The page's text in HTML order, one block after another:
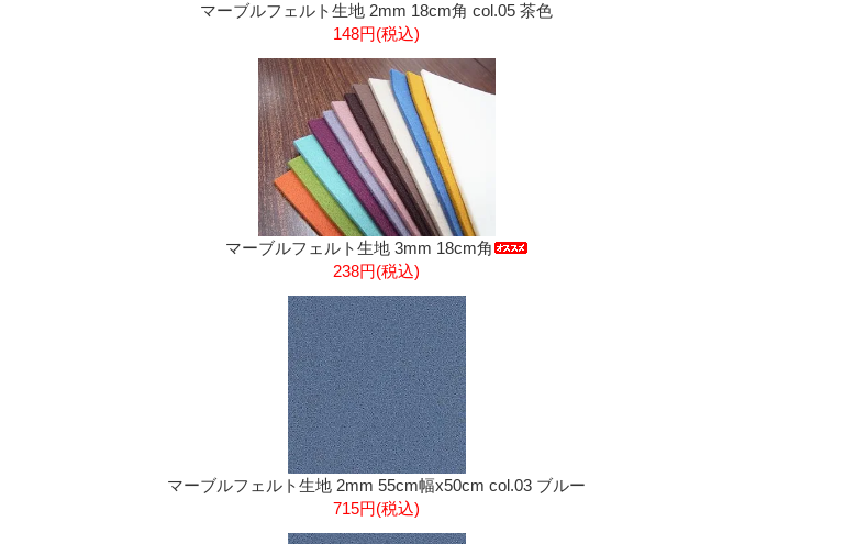
マーブルフェルト生地 2mm 18cm角 col.05 茶色
148円(税込)
マーブルフェルト生地 3mm 18cm角
238円(税込)
マーブルフェルト生地 2mm 55cm幅x50cm col.03 ブルー
715円(税込)